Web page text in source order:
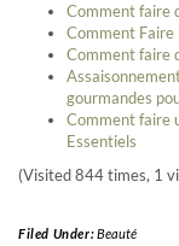
Comment faire
Comment Faire
Comment faire
gourmandes
Comment faire
Essentiels
(Visited 844 times, 1
Filed Under:Beauté